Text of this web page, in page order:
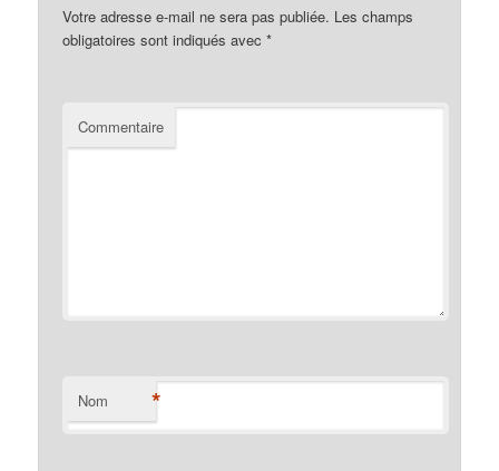
Votre adresse e-mail ne sera pas publiée. Les champs
obligatoires sont indiqués avec*
Commentaire
Nom *